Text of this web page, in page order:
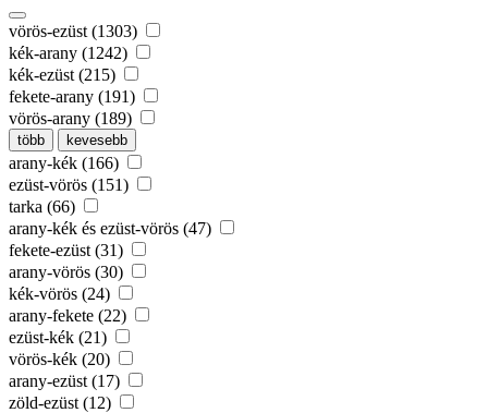
vörös-ezüst (1303)
kék-arany (1242)
kék-ezüst (215)
fekete-arany (191)
vörös-arany (189)
több kevesebb
arany-kék (166)
ezüst-vörös (151)
tarka (66)
arany-kék és ezüst-vörös (47)
fekete-ezüst (31)
arany-vörös (30)
kék-vörös (24)
arany-fekete (22)
ezüst-kék (21)
vörös-kék (20)
arany-ezüst (17)
zöld-ezüst (12)